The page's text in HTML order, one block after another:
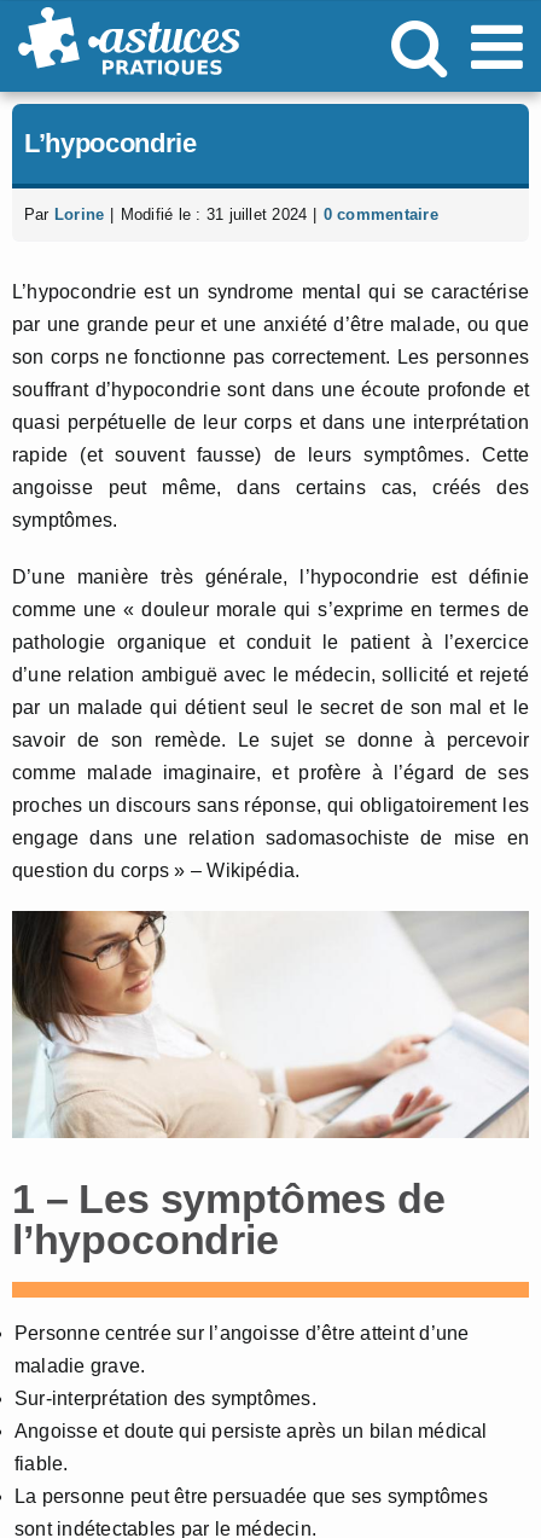
Passer
au
L’hypocondrie
Par Lorine Modifié le : 31 juillet 2024 0 commentaire
L’hypocondrie est un syndrome mental qui se caractérise
par une grande peur et une anxiété d’être malade, ou que
son corps ne fonctionne pas correctement. Les personnes
souffrant d’hypocondrie sont dans une écoute profonde et
quasi perpétuelle de leur corps et dans une interprétation
rapide (et souvent fausse) de leurs symptômes. Cette
angoisse peut même, dans certains cas, créés des
symptômes.
D’une manière très générale, l’hypocondrie est définie
comme une « douleur morale qui s’exprime en termes de
pathologie organique et conduit le patient à l’exercice
d’une relation ambiguë avec le médecin, sollicité et rejeté
par un malade qui détient seul le secret de son mal et le
savoir de son remède. Le sujet se donne à percevoir
comme malade imaginaire, et profère à l’égard de ses
proches un discours sans réponse, qui obligatoirement les
engage dans une relation sadomasochiste de mise en
question du corps » – Wikipédia.
1 – Les symptômes de
l’hypocondrie
Personne centrée sur l’angoisse d’être atteint d’une
maladie grave.
Sur-interprétation des symptômes.
Angoisse et doute qui persiste après un bilan médical
fiable.
La personne peut être persuadée que ses symptômes
sont indétectables par le médecin.